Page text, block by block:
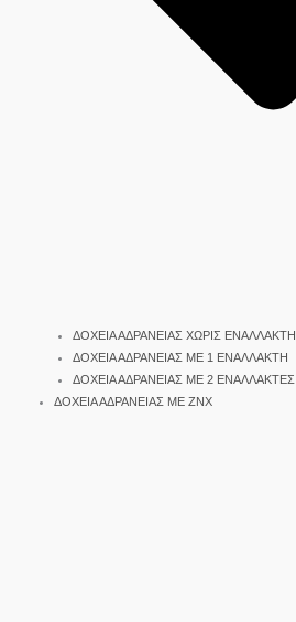
ΔΟΧΕΙΑ ΑΔΡΑΝΕΙΑΣ ΧΩΡΙΣ ΕΝΑΛΛΑΚΤΗ
ΔΟΧΕΙΑ ΑΔΡΑΝΕΙΑΣ ΜΕ 1 ΕΝΑΛΛΑΚΤΗ
ΔΟΧΕΙΑ ΑΔΡΑΝΕΙΑΣ ΜΕ 2 ΕΝΑΛΛΑΚΤΕΣ
ΔΟΧΕΙΑ ΑΔΡΑΝΕΙΑΣ ΜΕ ΖΝΧ